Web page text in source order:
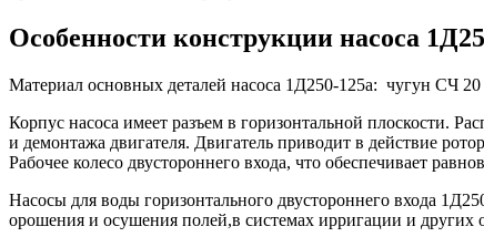
Особенности конструкции насоса
Материал основных деталей насоса 1Д250-125а: чугун СЧ
Корпус насоса имеет разъем в горизонтальной плоскости.
и демонтажа двигателя. Двигатель приводит в действие
Рабочее колесо двустороннего входа, что обеспечивает
Насосы для воды горизонтального двустороннего входа
орошения и осушения полей,в системах ирригации и других